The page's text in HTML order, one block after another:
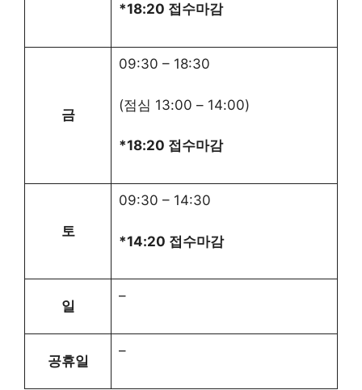
*18:20 접수마감
금
09:30 – 18:30
(점심 13:00 – 14:00)
*18:20 접수마감
토
09:30 – 14:30
*14:20 접수마감
일
–
공휴일
–